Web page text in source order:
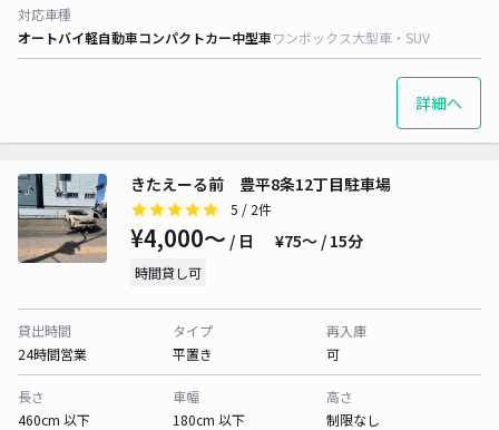
対応車種
オートバイ軽自動車コンパクトカー中型車ワンボックス大型車・SUV
詳細へ
きたえーる前 豊平8条12丁目駐車場
5 / 2件
¥4,000〜 / 日 ¥75〜 / 15分
時間貸し可
貸出時間
24時間営業
タイプ
平置き
再入庫
可
長さ
460cm 以下
車幅
180cm 以下
高さ
制限なし